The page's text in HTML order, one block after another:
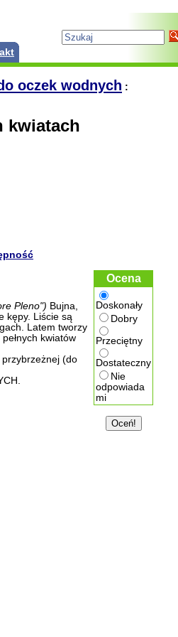
oczek wodnych :
kwiatach
Pleno") Bujna,
kępy. Liście są
Latem tworzy
kwiatów
przybrzeżnej (do
Ocena
Doskonały
Dobry
Przeciętny
Dostateczny
Nie
odpowiada
mi